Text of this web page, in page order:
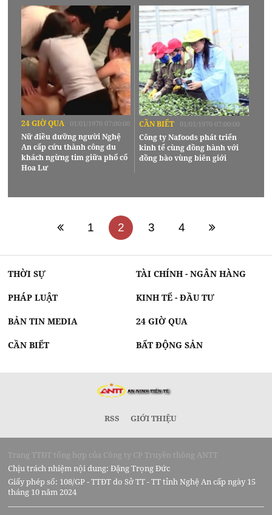
24 GIỜ QUA 01/01/1970 07:00:00
Nữ điều dưỡng người Nghệ
An cấp cứu thành công du
khách ngừng tim giữa phố cổ
Hoa Lư
CẦN BIẾT 01/01/1970 07:00:00
Công ty Nafoods phát triển
kinh tế cùng đồng hành với
đồng bào vùng biên giới
1 2 3 4
THỜI SỰ TÀI CHÍNH - NGÂN HÀNG
PHÁP LUẬT KINH TẾ - ĐẦU TƯ
BẢN TIN MEDIA 24 GIỜ QUA
CẦN BIẾT BẤT ĐỘNG SẢN
RSS GIỚI THIỆU
Trang TTĐT tổng hợp của Công ty CP Truyền thông ANTT
Chịu trách nhiệm nội dung: Đặng Trọng Đức
Giấy phép số: 108/GP - TTĐT do Sở TT - TT tỉnh Nghệ An cấp ngày 15
tháng 10 năm 2024